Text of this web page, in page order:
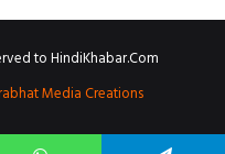
to HindiKhabar.Com
Media Creations